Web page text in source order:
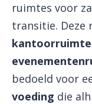
ruimtes voor
transitie. Deze
bedoeld voor
voeding die